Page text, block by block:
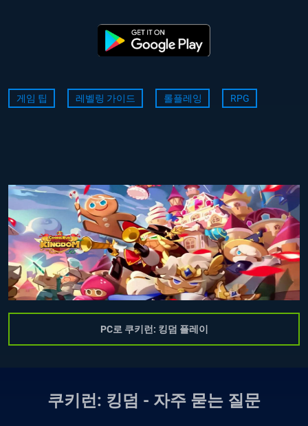
게임 팁 레벨링 가이드 롤플레잉 RPG
PC로 쿠키런: 킹덤 플레이
쿠키런: 킹덤 - 자주 묻는 질문